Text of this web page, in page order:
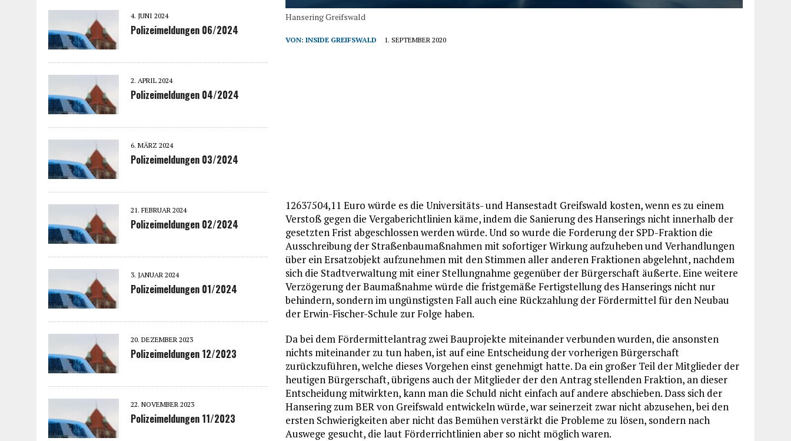
Hansering Greifswald
VON:INSIDE GREIFSWALD 1. SEPTEMBER 2020
12637504,11 Euro würde es die Universitäts- und Hansestadt Greifswald kosten, wenn es zu einem
Verstoß gegen die Vergaberichtlinien käme, indem die Sanierung des Hanserings nicht innerhalb der
gesetzten Frist abgeschlossen werden würde. Und so wurde die Forderung der SPD-Fraktion die
Ausschreibung der Straßenbaumaßnahmen mit sofortiger Wirkung aufzuheben und Verhandlungen
über ein Ersatzobjekt aufzunehmen mit den Stimmen aller anderen Fraktionen abgelehnt, nachdem
sich die Stadtverwaltung mit einer Stellungnahme gegenüber der Bürgerschaft äußerte. Eine weitere
Verzögerung der Baumaßnahme würde die fristgemäße Fertigstellung des Hanserings nicht nur
behindern, sondern im ungünstigsten Fall auch eine Rückzahlung der Fördermittel für den Neubau
der Erwin-Fischer-Schule zur Folge haben.
Da bei dem Fördermittelantrag zwei Bauprojekte miteinander verbunden wurden, die ansonsten
nichts miteinander zu tun haben, ist auf eine Entscheidung der vorherigen Bürgerschaft
zurückzuführen, welche dieses Vorgehen einst genehmigt hatte. Da ein großer Teil der Mitglieder der
heutigen Bürgerschaft, übrigens auch der Mitglieder der den Antrag stellenden Fraktion, an dieser
Entscheidung mitwirkten, kann man die Schuld nicht einfach auf andere abschieben. Dass sich der
Hansering zum BER von Greifswald entwickeln würde, war seinerzeit zwar nicht abzusehen, bei den
ersten Schwierigkeiten aber nicht das Bemühen verstärkt die Probleme zu lösen, sondern nach
Auswege gesucht, die laut Förderrichtlinien aber so nicht möglich waren.
4. JUNI 2024
Polizeimeldungen 06/2024
2. APRIL 2024
Polizeimeldungen 04/2024
6. MÄRZ 2024
Polizeimeldungen 03/2024
21. FEBRUAR 2024
Polizeimeldungen 02/2024
3. JANUAR 2024
Polizeimeldungen 01/2024
20. DEZEMBER 2023
Polizeimeldungen 12/2023
22. NOVEMBER 2023
Polizeimeldungen 11/2023